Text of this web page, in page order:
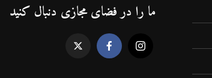
ما را در فضای مجازی دنبال کنید